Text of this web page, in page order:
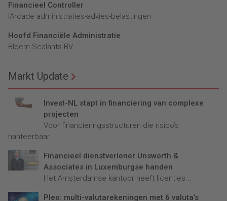
Financieel Controller
lArcade administraties-advies-belastingen
Hoofd Financiële Administratie
Bloem Sealants BV
Markt Update
Invest-NL stapt in financiering van complexe
projecten
Voor financieringsstructuren die risico’s
hanteerbaar...
Financieel dienstverlener Unsworth &
Associates in Luxemburgse handen
Het Amsterdamse kantoor heeft licenties...
Pleo: multi-valutarekeningen met 6 valuta’s